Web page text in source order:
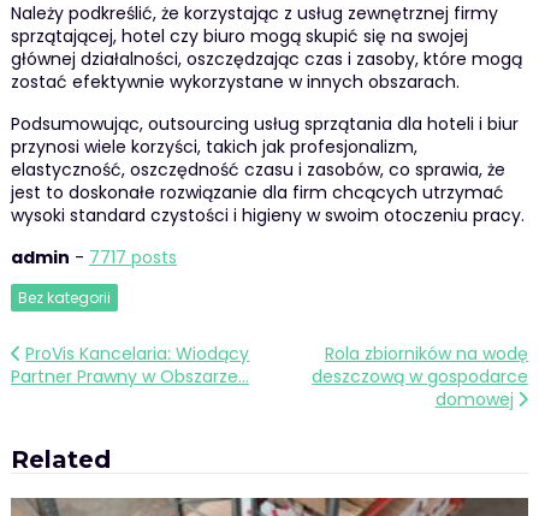
Należy podkreślić, że korzystając z usług zewnętrznej firmy
sprzątającej, hotel czy biuro mogą skupić się na swojej
głównej działalności, oszczędzając czas i zasoby, które mogą
zostać efektywnie wykorzystane w innych obszarach.
Podsumowując, outsourcing usług sprzątania dla hoteli i biur
przynosi wiele korzyści, takich jak profesjonalizm,
elastyczność, oszczędność czasu i zasobów, co sprawia, że
jest to doskonałe rozwiązanie dla firm chcących utrzymać
wysoki standard czystości i higieny w swoim otoczeniu pracy.
admin - 7717 posts
Bez kategorii
Nawigacja
wpisu
ProVis Kancelaria: Wiodący
Partner Prawny w Obszarze…
Rola zbiorników na wodę
deszczową w gospodarce
domowej
Related